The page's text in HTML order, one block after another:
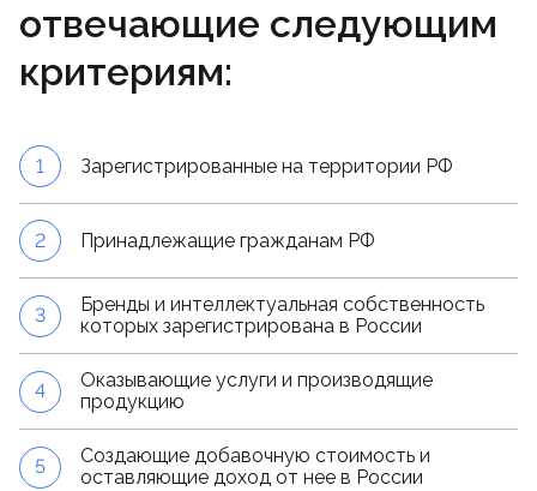
отвечающие следующим
критериям:
1 Зарегистрированные на территории РФ
2 Принадлежащие гражданам РФ
3
Бренды и интеллектуальная собственность
которых зарегистрирована в России
4
Оказывающие услуги и производящие
продукцию
5
Создающие добавочную стоимость и
оставляющие доход от нее в России